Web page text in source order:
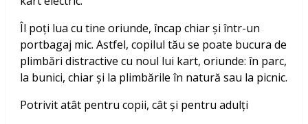
Îl poți lua cu tine oriunde, încap chiar și într-un
portbagaj mic. Astfel, copilul tău se poate bucura de
plimbări distractive cu noul lui kart, oriunde: în parc,
la bunici, chiar și la plimbările în natură sau la picnic.
Potrivit atât pentru copii, cât și pentru adulți